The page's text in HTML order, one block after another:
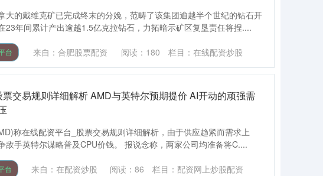
大的戴维克矿已完成终末的分娩，范畴了该集团逾越半个世纪的钻石开
23年间累计产出逾越1.5亿克拉钻石，力拓暗示矿区复垦责任将捏....
台 来自：合肥股票配资 阅读： 180 栏目： 在线配资炒股
交易规则详细解析 AMD与英特尔预期提价 AI开动的顽强需
称在线配资平台_股票交易规则详细解析，由于供应趋紧而需求上
敌手英特尔谋略普及CPU价钱。 报说念称，两家公司均准备将C....
台 来自：在配资炒股 阅读：86 栏目：配资网上炒股配资